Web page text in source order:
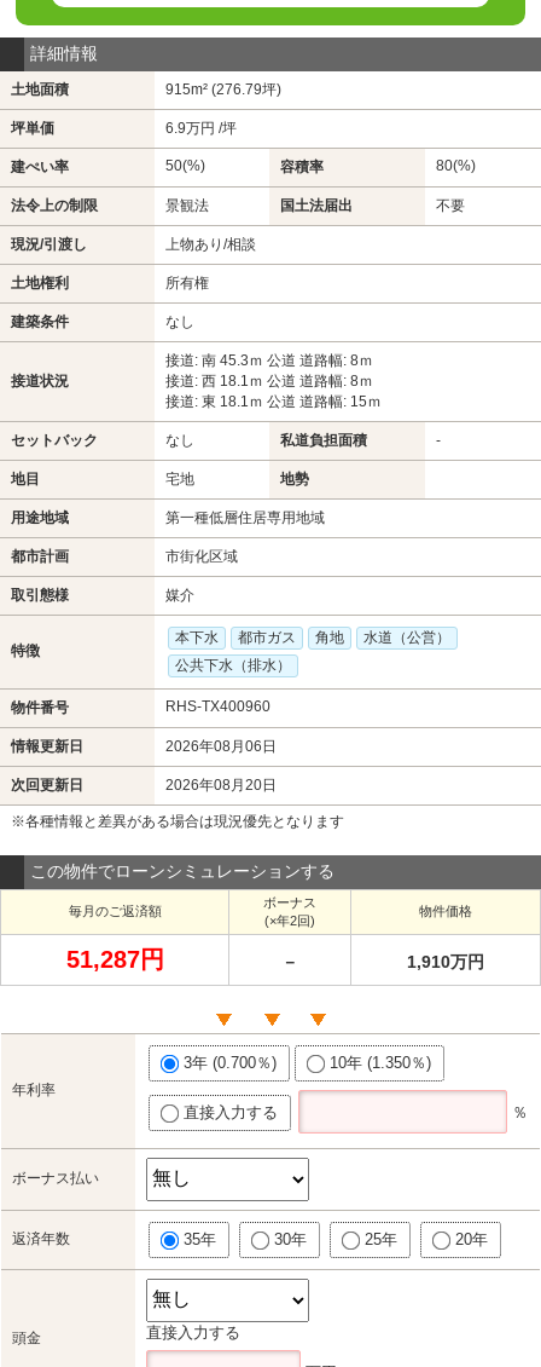
詳細情報
土地面積 915m² (276.79坪)
坪単価 6.9万円 /坪
建ぺい率 50(%) 容積率 80(%)
法令上の制限 景観法 国土法届出 不要
現況/引渡し 上物あり/相談
土地権利 所有権
建築条件 なし
接道状況
接道: 南 45.3ｍ 公道 道路幅: 8ｍ
接道: 西 18.1ｍ 公道 道路幅: 8ｍ
接道: 東 18.1ｍ 公道 道路幅: 15ｍ
セットバック なし 私道負担面積 -
地目 宅地 地勢
用途地域 第一種低層住居専用地域
都市計画 市街化区域
取引態様 媒介
特徴
本下水 都市ガス 角地
水道（公営）
公共下水（排水）
物件番号 RHS-TX400960
情報更新日 2026年08月06日
次回更新日 2026年08月20日
※各種情報と差異がある場合は現況優先となります
この物件でローンシミュレーションする
毎月のご返済額
ボーナス
(×年2回)
物件価格
51,287円 － 1,910万円
年利率
3年 (0.700％) 10年 (1.350％)
直接入力する ％
ボーナス払い
返済年数 35年 30年 25年 20年
頭金 直接入力する